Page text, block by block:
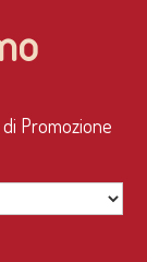
Promozione